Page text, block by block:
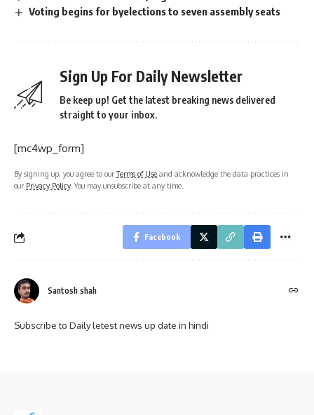
Voting begins for byelections to seven assembly seats
Sign Up For Daily Newsletter
Be keep up! Get the latest breaking news delivered
straight to your inbox.
[mc4wp_form]
By signing up, you agree to ourTerms of Use and acknowledge the data practices in
our Privacy Policy. You may unsubscribe at any time.
Facebook
Santosh shah
Subscribe to Daily letest news up date in hindi